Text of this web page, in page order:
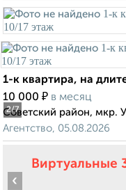
2/7
1-к квартира, на
10 000 ₽ в месяц
Советский район, мкр.
Агентство, 05.08.2026
Виртуальные
‹